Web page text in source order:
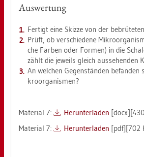
Aus­wer­tung
Fer­tigt eine Skiz­ze von der
Prüft, ob ver­schie­de­ne
che Far­ben oder For­men) in die
zählt die je­weils gleich aus­se­hen­den
An wel­chen Ge­gen­stän­den be­fan­den
kro­or­ga­nis­men?
Ma­te­ri­al 7: Her­un­ter­la­den
Ma­te­ri­al 7:
Her­un­ter­la­den [pdf][702